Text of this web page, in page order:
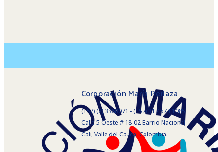
Corporación María Perlaza
(+57) (2) 3868071 - (+57) 317 574 1085
Calle 5 Oeste # 18-02 Barrio Nacional
Cali, Valle del Cauca, Colombia.